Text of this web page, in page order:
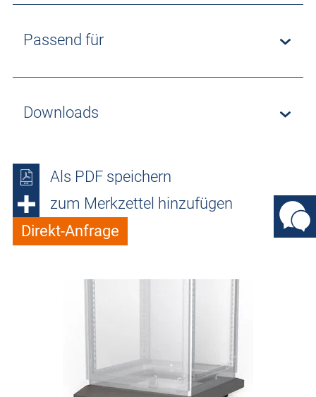
Passend für
Downloads
Als PDF speichern
zum Merkzettel hinzufügen
Direkt-Anfrage